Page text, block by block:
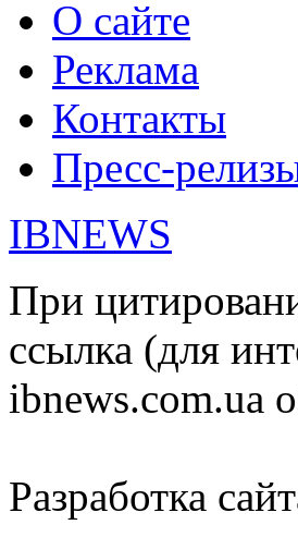
О сайте
Реклама
Контакты
Пресс-
IBNEWS
При
ссылка (для
ibnews.com.ua
Разработка